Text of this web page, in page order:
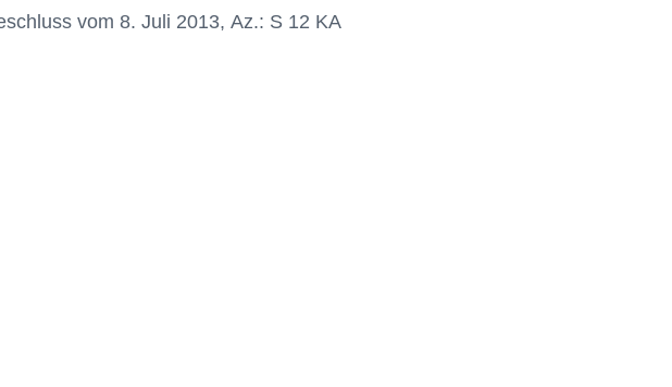
vom 8. Juli 2013, Az.: S 12 KA